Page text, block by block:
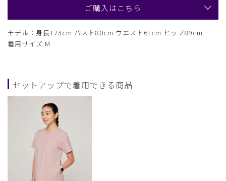
ご購入はこちら
モデル：身長173cm バスト80cm ウエスト61cm ヒップ89cm
着用サイズ:M
セットアップで着用できる商品